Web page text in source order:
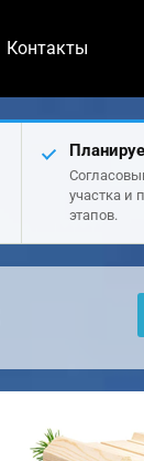
Контакты
участка и
этапов.